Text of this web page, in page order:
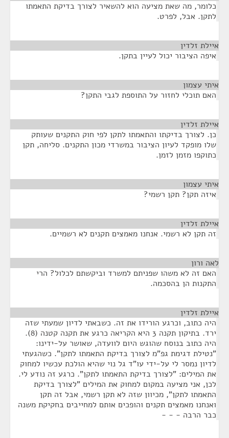
כלומר, מה שאת מציעה הוא להשאיר לצורך בדיקת התאמתו
לתקן. אבל, לפרט.
איילת זלדין
איפה הציבור יכול לעיין בתקן.
איתי עצמון
האם תוכלי לחזור על התוספת לגבי התקן?
איילת זלדין
כן. לצורך בדיקתו והתאמתו לתקן לפי חוק התקנים שעותק
שלו מופקד לעיון הציבור במשרדי מכון התקנים. סליחה, תקן
כתוקפו מזמן לזמן.
איתי עצמון
איזה תקן? תקן רשמי?
איילת זלדין
זה תקן לא רשמי. אנחנו מאמצים תקנים לא רשמיים.
לאה ורון
האם זה לא משהו שפניתם למשרד וביקשתם לכלול? הרי
התקנות הן בהסכמה.
איילת זלדין
היה כתוב, וכרגע הורידו את זה. כשבאתי לדיון שמעתי שזה
ירד. בתיקון תקנה 3 היא הקריאה כרגע את תקנה קטנה (8).
היה כתוב בנוסח שהוגש היום לוועדה, שאושר על-ידינו:
"נטילת דגימת גפ"מ לצורך בדיקת התאמתו לתקן". כשהגעתי
לדיון נמסר לי על-ידי עו"ד גל נוי שהיא הולכת עכשיו למחוק
את המילים: "לצורך בדיקת התאמתו לתקן". כרגע זה נודע לי.
לכן, אני מציעה במקום למחוק את המילים "לצורך בדיקת
התאמתו לתקן", מכיוון שזה לא תקן רשמי, אבל זה תקן
ואנחנו מאמצים תקנים והופכים אותם למחייבים בחקיקת משנה
כבר הרבה - - -